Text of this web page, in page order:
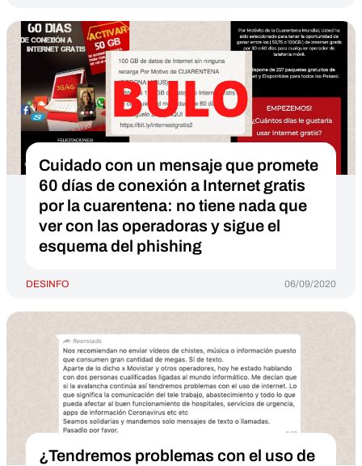
Cuidado con un mensaje que promete
60 días de conexión a Internet gratis
por la cuarentena: no tiene nada que
ver con las operadoras y sigue el
esquema del phishing
DESINFO 06/09/2020
¿Tendremos problemas con el uso de